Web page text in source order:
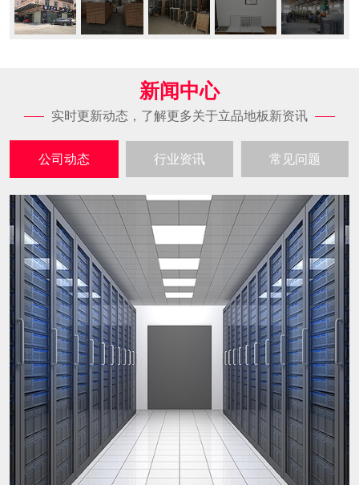
新闻中心
实时更新动态，了解更多关于立品地板新资讯
公司动态 行业资讯 常见问题